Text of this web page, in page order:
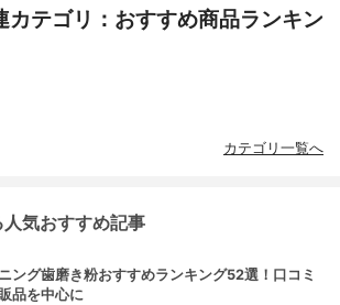
カテゴリ：おすすめ商品ランキン
カテゴリ一覧へ
気おすすめ記事
ング歯磨き粉おすすめランキング52選！口コミ
品を中心に